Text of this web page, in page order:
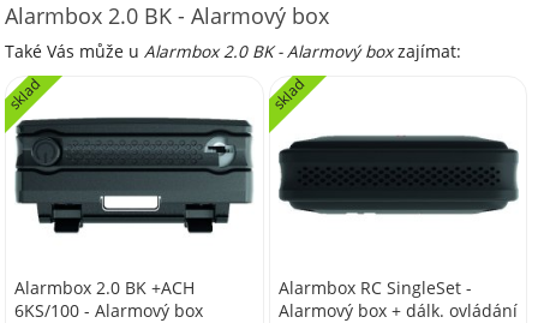
Alarmbox 2.0 BK - Alarmový box
Také Vás může uAlarmbox 2.0 BK - Alarmový boxzajímat:
Alarmbox 2.0 BK +ACH
6KS/100 - Alarmový box
sklad
Alarmbox RC SingleSet -
Alarmový box + dálk. ovládání
sklad